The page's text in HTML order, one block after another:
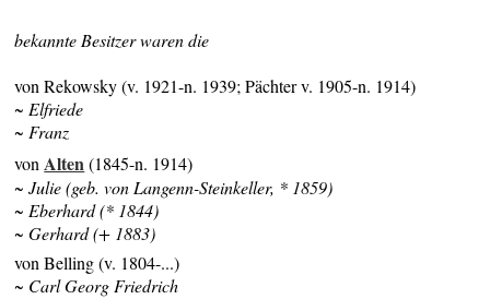
bekannte Besitzer waren die
von Rekowsky (v. 1921-n. 1939; Pächter v. 1905-n. 1914)
~ Elfriede
~ Franz
von Alten(1845-n. 1914)
~ Julie (geb. von Langenn-Steinkeller, * 1859)
~ Eberhard (* 1844)
~ Gerhard (+ 1883)
von Belling (v. 1804-...)
~ Carl Georg Friedrich